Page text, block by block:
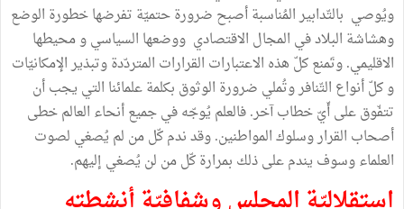
ويُوصي بالتّدابير المُناسبة أصبح ضرورة حتميّة تفرضها خطورة الوضع
وهشاشة البلاد في المجال الاقتصادي ووضعها السياسي و محيطها
الاقليمي. وتَمنع كلّ هذه الاعتبارات القرارات المتردّدة وتبذير الإمكانيّات
و كلّ أنواع التّنافر وتُملي ضرورة الوثوق بكلمة علمائنا التي يجب أن
تتفّوق على أّيّ خطاب آخر. فالعلم يُوجّه في جميع أنحاء العالم خطى
أصحاب القرار وسلوك المواطنين. وقد ندم كّل من لم يُصغي لصوت
العلماء وسوف يندم على ذلك بمرارة كّل من لن يُصغي إليهم.